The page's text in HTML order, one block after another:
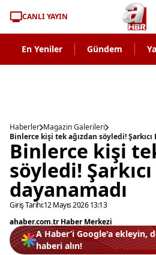
CANLI YAYIN
En Yeniler Gündem
Haberler Magazin Galerileri
Binlerce kişi tek ağızdan söyledi!
Binlerce kişi
söyledi!
dayanamadı
Giriş Tarihi:12 Mayıs 2026 13:13
ahaber.com.tr Haber Merkezi
A Haber’i Google'a ekleyin,
haberi alın!